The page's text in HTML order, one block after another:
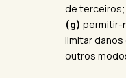
de terceiros;
(g) permitir-
limitar danos
outros